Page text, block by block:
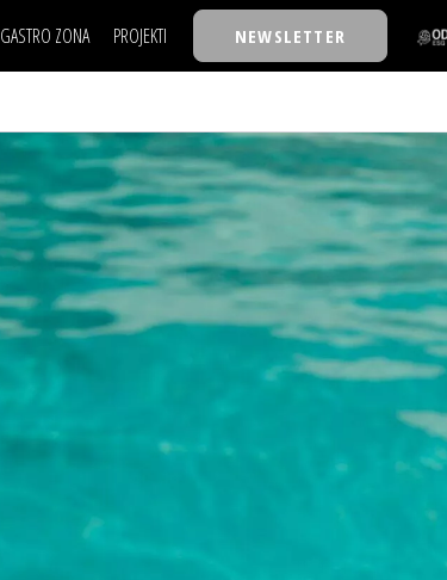
GASTRO ZONA PROJEKTI
TASTY TALKS
30 ISPOD 30
BACK TO OFFICE/SCHOOL
BIZBENDOVI
BIZKOLEGIJUM
BMW BIZNIS LIGA
IZJAVA GODINE
NEWSLETTER
NAJKOLEGA
30 ISPOD 30
BACK TO OFFICE/SCHOOL
BIZBENDOVI
BIZKOLEGIJUM
BMW BIZNIS LIGA
BIZLIFE WEEK